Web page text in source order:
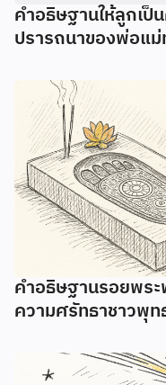
คำอธิษฐานให้ลูกเ
ปรารถนาของพ่อแม่
คำอธิษฐานรอยพร
ความศรัทธาชาวพุท